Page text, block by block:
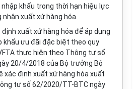
khẩu trong thời hạn hiệu lực
xuất xứ hàng hóa.
xuất xứ hàng hóa để áp dụng
khẩu ưu đãi đặc biệt theo quy
thực hiện theo Thông tư số
20/4/2018 của Bộ trưởng Bộ
xác định xuất xứ hàng hóa xuất
tư số 62/2020/TT-BTC ngày